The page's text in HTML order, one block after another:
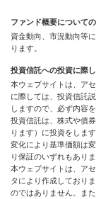
ファンド概要について
資金動向、市況動向等
ります。
投資信託への投資に際
本ウェブサイトは、ア
に際しては、投資信託
しますので、必ず内容
投資信託は、株式や債
ります）に投資をしま
変化により基準価額は
り保証のいずれもありま
本ウェブサイトは、ア
タにより作成しており
のではありません。ま